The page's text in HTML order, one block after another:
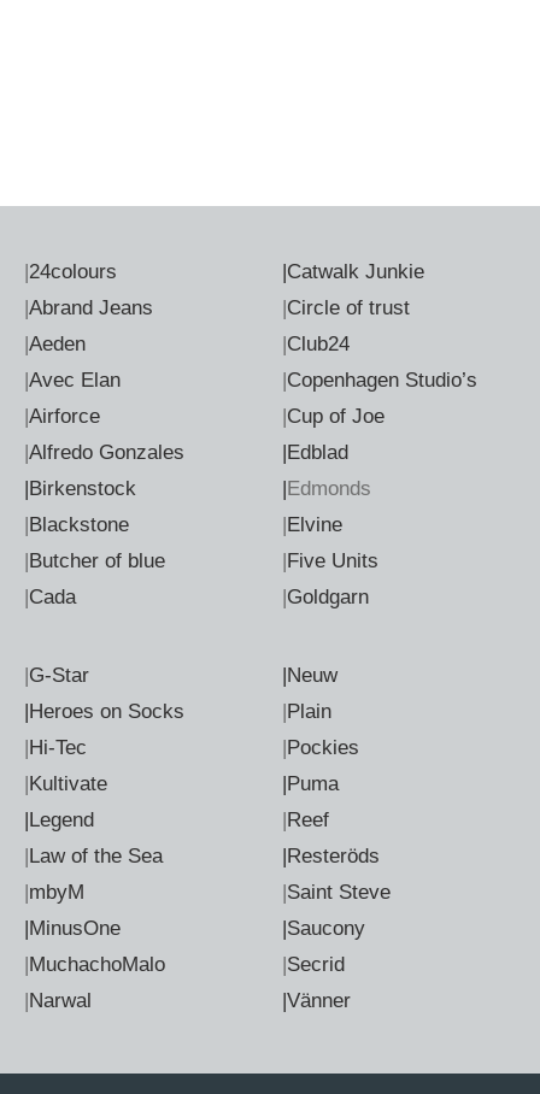
|24colours
|Abrand Jeans
|Aeden
|Avec Elan
|Airforce
|Alfredo Gonzales
|Birkenstock
|Blackstone
|Butcher of blue
|Cada
|Catwalk Junkie
|Circle of trust
|Club24
|Copenhagen Studio’s
|Cup of Joe
|Edblad
|Edmonds
|Elvine
|Five Units
|Goldgarn
|G-Star
|Heroes on Socks
|Hi-Tec
|Kultivate
|Legend
|Law of the Sea
|mbyM
|MinusOne
|MuchachoMalo
|Narwal
|Neuw
|Plain
|Pockies
|Puma
|Reef
|Resteröds
|Saint Steve
|Saucony
|Secrid
|Vänner